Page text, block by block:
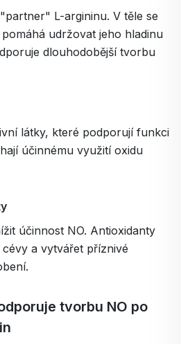
L-argininu. V těle se
udržovat jeho hladinu
dlouhodobější tvorbu
látky, které podporují funkci
účinnému využití oxidu
účinnost NO. Antioxidanty
a vytvářet příznivé
tvorbu NO po